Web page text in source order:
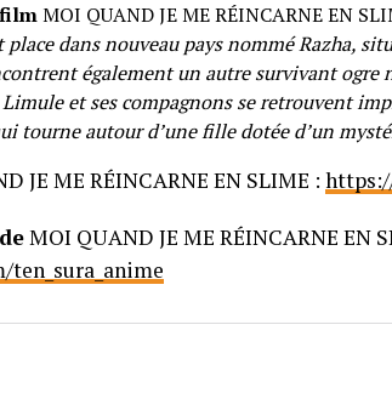
MOI QUAND JE ME RÉINCARNE EN
dans nouveau pays nommé Razha,
également un autre survivant
et ses compagnons se retrouvent
tourne autour d’une fille dotée d’un
JE ME RÉINCARNE EN SLIME :
MOI QUAND JE ME RÉINCARNE EN